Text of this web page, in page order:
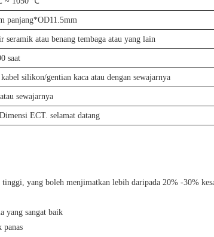
panjang*OD11.5mm
seramik atau benang tembaga atau yang lain
saat
silikon/gentian kaca atau dengan sewajarnya
sewajarnya
ECT. selamat datang
yang boleh menjimatkan lebih daripada 20% -30%
yang sangat baik
panas